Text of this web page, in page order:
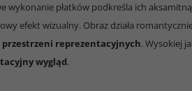
wykonanie płatków podkreśla ich
efekt wizualny. Obraz działa
reprezentacyjnych. Wysokiej
wygląd.